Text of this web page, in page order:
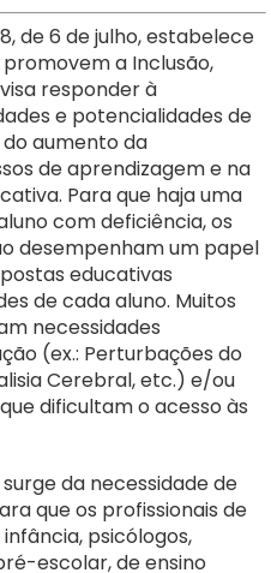
Contactos
Apoie a ANIP
de 6 de julho, estabelece
a Inclusão,
responder à
e potencialidades de
aumento da
de aprendizagem e na
Para que haja uma
com deficiência, os
desempenham um papel
educativas
de cada aluno. Muitos
necessidades
(ex.: Perturbações do
Cerebral, etc.) e/ou
dificultam o acesso às
da necessidade de
que os profissionais de
psicólogos,
escolar, de ensino